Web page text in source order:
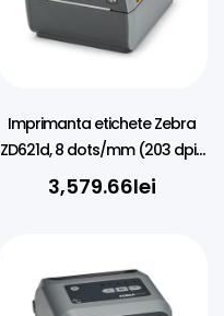
Imprimanta etichete Zebra
ZD621d, 8 dots/mm (203 dpi),
disp. (colour), RTC, USB, USB
Host, RS232, BT (BLE), Ethernet
3,579.66lei